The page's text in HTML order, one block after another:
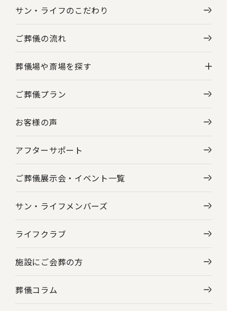
サン・ライフのこだわり
ご葬儀の流れ
葬儀場や斎場を探す
神奈川県の葬儀場・斎場一覧
東京都の葬儀場・斎場一覧
ご葬儀プラン
お客様の声
アフターサポート
ご葬儀展示会・ イベント一覧
サン・ライフメンバーズ
ライフクラブ
施設にご会葬の方
葬儀コラム